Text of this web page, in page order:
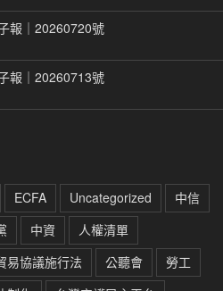
報｜20260720號
報｜20260713號
ECFA Uncategorized
中信
中資
人權清單
易協議施行法
公聽會
勞工